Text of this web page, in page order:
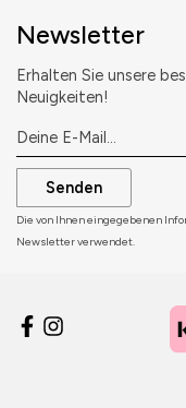
Newsletter
Erhalten Sie unsere
Neuigkeiten!
Senden
Die von Ihnen eingegebenen
Newsletter verwendet.